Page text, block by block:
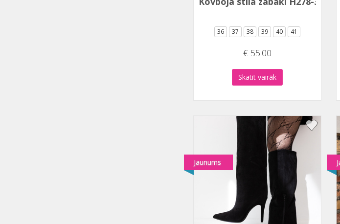
36 37 38 39 40 41
€ 55.00
Skatīt vairāk
Jaunums